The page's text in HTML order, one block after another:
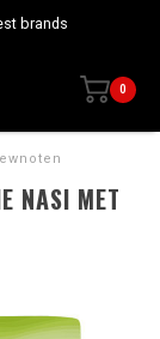
brands
0
NASI MET